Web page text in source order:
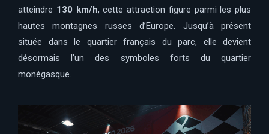
atteindre 130 km/h, cette attraction figure parmi les plus
hautes montagnes russes d’Europe. Jusqu’à présent
située dans le quartier français du parc, elle devient
désormais l’un des symboles forts du quartier
monégasque.